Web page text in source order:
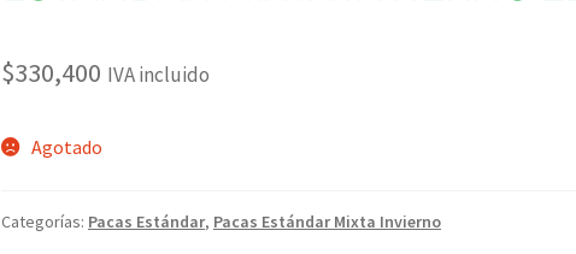
$330,400 IVA incluido
Agotado
Categorías: Pacas Estándar, Pacas Estándar Mixta Invierno